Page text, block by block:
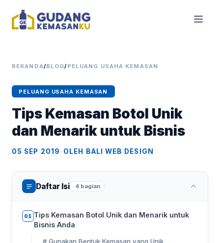
BERANDA/BLOG/ PELUANG USAHA KEMASAN
PELUANG USAHA KEMASAN
Tips Kemasan Botol Unik
dan Menarik untuk Bisnis
05 SEP 2019•OLEH BALI WEB DESIGN
Daftar Isi 4 bagian
01 Tips Kemasan Botol Unik dan Menarik untuk
Bisnis Anda
# Gunakan Bentuk Kemasan yang Unik